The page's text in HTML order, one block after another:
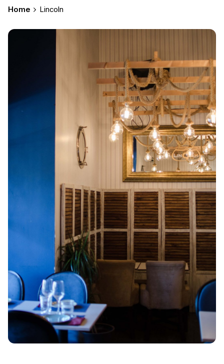
Home Lincoln